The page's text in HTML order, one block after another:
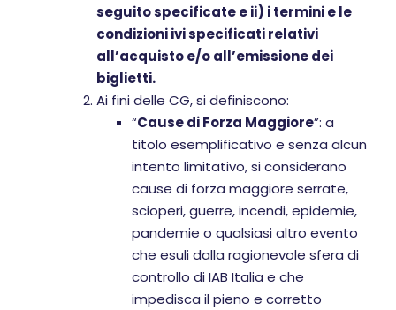
seguito specificate e ii) i termini e le
condizioni ivi specificati relativi
all’acquisto e/o all’emissione dei
biglietti.
Ai fini delle CG, si definiscono:
“Cause di Forza Maggiore”: a
titolo esemplificativo e senza alcun
intento limitativo, si considerano
cause di forza maggiore serrate,
scioperi, guerre, incendi, epidemie,
pandemie o qualsiasi altro evento
che esuli dalla ragionevole sfera di
controllo di IAB Italia e che
impedisca il pieno e corretto